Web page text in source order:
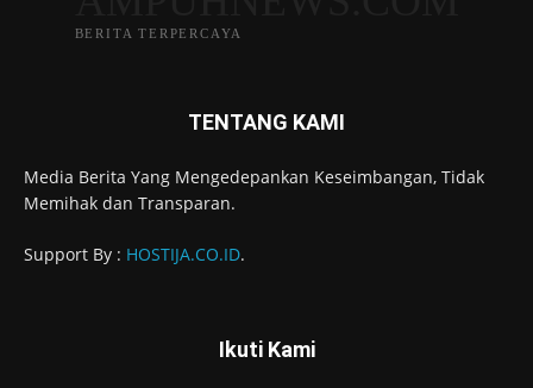
BERITA TERPERCAYA
TENTANG KAMI
Media Berita Yang Mengedepankan Keseimbangan, Tidak
Memihak dan Transparan.
Support By : HOSTIJA.CO.ID.
Ikuti Kami